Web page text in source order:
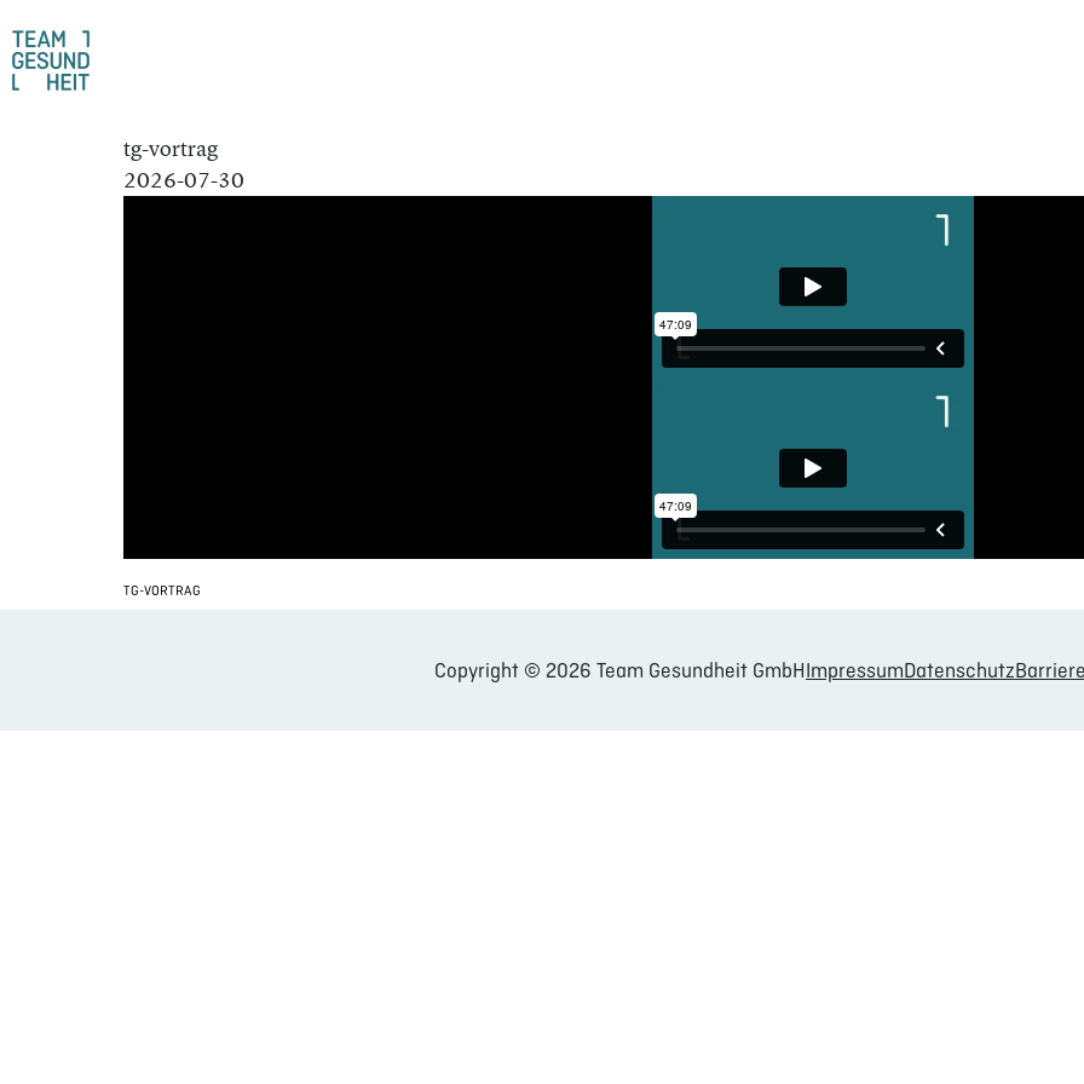
tg-vortrag
2026-07-30
TG-VORTRAG
Copyright © 2026 Team Gesundheit GmbHImpressumDatenschutz